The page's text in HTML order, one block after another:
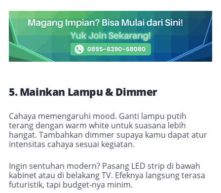
5. Mainkan Lampu & Dimmer
Cahaya memengaruhi mood. Ganti lampu putih
terang dengan warm white untuk suasana lebih
hangat. Tambahkan dimmer supaya kamu dapat atur
intensitas cahaya sesuai kegiatan.
Ingin sentuhan modern? Pasang LED strip di bawah
kabinet atau di belakang TV. Efeknya langsung terasa
futuristik, tapi budget-nya minim.